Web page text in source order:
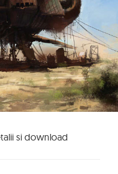
si download